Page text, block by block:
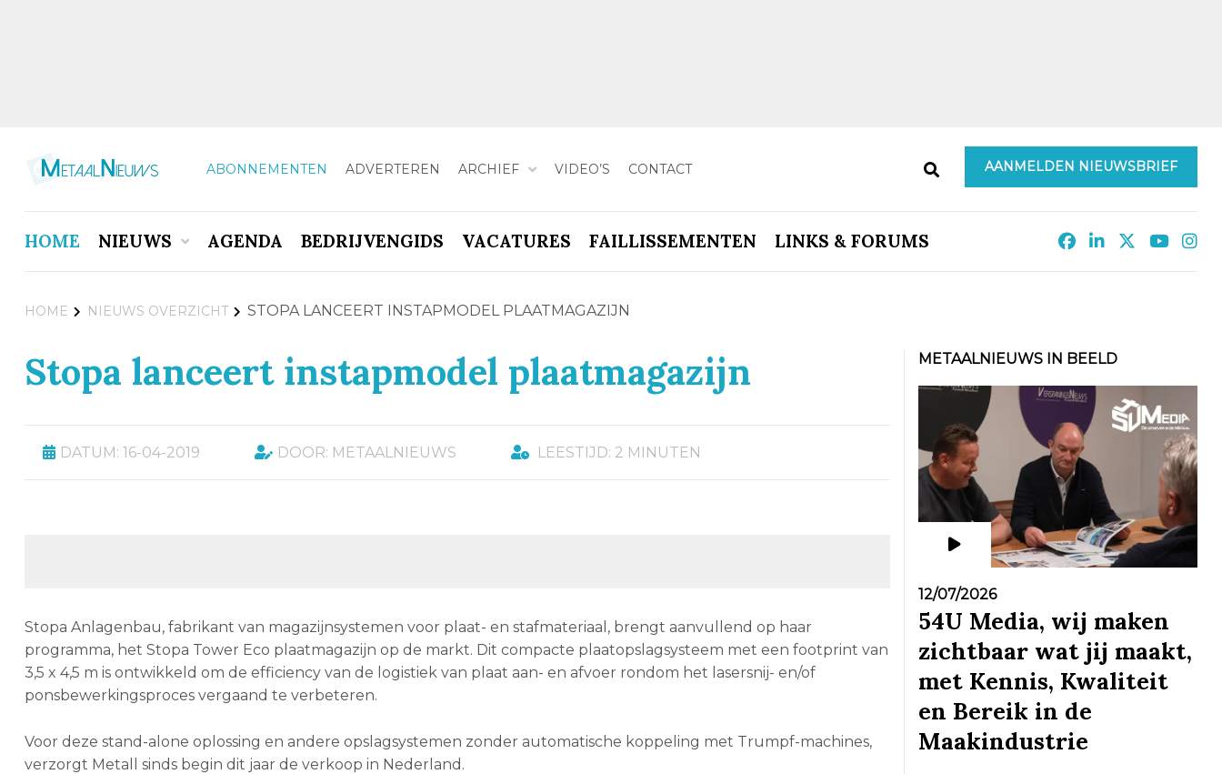
ABONNEMENTEN ADVERTEREN ARCHIEF VIDEO’S CONTACT AANMELDEN NIEUWSBRIEF
HOME NIEUWS AGENDA BEDRIJVENGIDS VACATURES FAILLISSEMENTEN LINKS & FORUMS
HOME NIEUWS OVERZICHT STOPA LANCEERT INSTAPMODEL PLAATMAGAZIJN
Stopa lanceert instapmodel plaatmagazijn
DATUM: 16-04-2019 DOOR: METAALNIEUWS LEESTIJD: 2 MINUTEN
Stopa Anlagenbau, fabrikant van magazijnsystemen voor plaat- en stafmateriaal, brengt aanvullend op haar
programma, het Stopa Tower Eco plaatmagazijn op de markt. Dit compacte plaatopslagsysteem met een footprint van
3,5 x 4,5 m is ontwikkeld om de efficiency van de logistiek van plaat aan- en afvoer rondom het lasersnij- en/of
ponsbewerkingsproces vergaand te verbeteren.
Voor deze stand-alone oplossing en andere opslagsystemen zonder automatische koppeling met Trumpf-machines,
verzorgt Metall sinds begin dit jaar de verkoop in Nederland.
METAALNIEUWS IN BEELD
12/07/2026
54U Media, wij maken
zichtbaar wat jij maakt,
met Kennis, Kwaliteit
en Bereik in de
Maakindustrie